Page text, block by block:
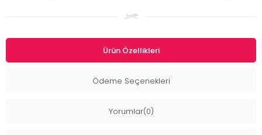
Ürün Özellikleri
Ödeme Seçenekleri
Yorumlar(0)